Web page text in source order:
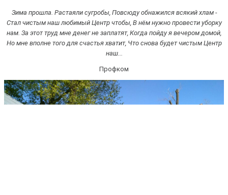
Зима прошла. Растаяли сугробы, Повсюду обнажился всякий хлам -
Стал чистым наш любимый Центр чтобы, В нём нужно провести уборку
нам. За этот труд мне денег не заплатят, Когда пойду я вечером домой,
Но мне вполне того для счастья хватит, Что снова будет чистым Центр
наш...
Профком